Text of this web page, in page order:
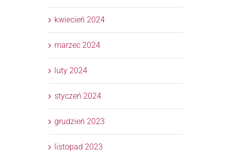
kwiecień 2024
marzec 2024
luty 2024
styczeń 2024
grudzień 2023
listopad 2023